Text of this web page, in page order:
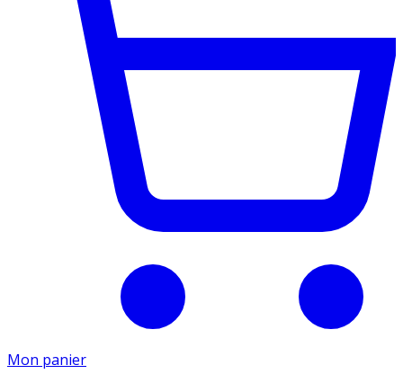
Mon panier